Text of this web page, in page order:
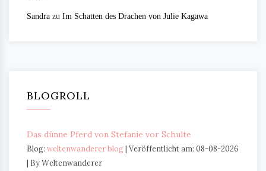
Sandra zu Im Schatten des Drachen von Julie Kagawa
BLOGROLL
Das dünne Pferd von Stefanie vor Schulte
Blog: weltenwanderer blog Veröffentlicht am: 08-08-2026
By Weltenwanderer